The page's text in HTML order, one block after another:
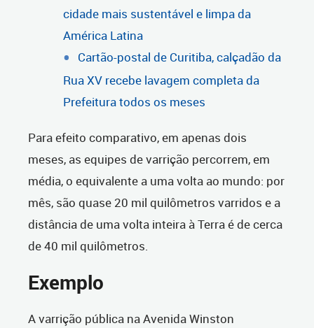
cidade mais sustentável e limpa da
América Latina
Cartão-postal de Curitiba, calçadão da
Rua XV recebe lavagem completa da
Prefeitura todos os meses
Para efeito comparativo, em apenas dois
meses, as equipes de varrição percorrem, em
média, o equivalente a uma volta ao mundo: por
mês, são quase 20 mil quilômetros varridos e a
distância de uma volta inteira à Terra é de cerca
de 40 mil quilômetros.
Exemplo
A varrição pública na Avenida Winston